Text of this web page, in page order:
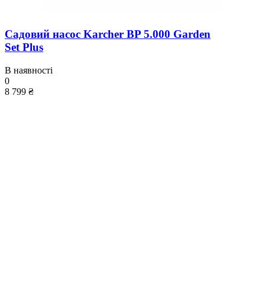
Садовий насос Karcher BP 5.000 Garden
Set Plus
В наявності
0
8 799 ₴